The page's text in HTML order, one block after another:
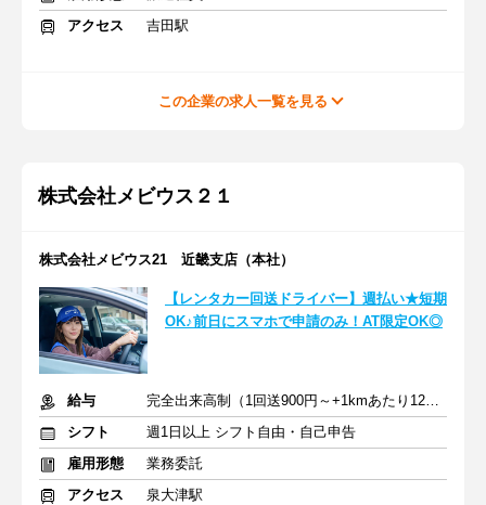
アクセス
吉田駅
この企業の求人一覧を見る
株式会社メビウス２１
株式会社メビウス21 近畿支店（本社）
【レンタカー回送ドライバー】週払い★短期
OK♪前日にスマホで申請のみ！AT限定OK◎
給与
完全出来高制（1回送900円～+1kmあたり12円～）＋交通費
シフト
週1日以上 シフト自由・自己申告
雇用形態
業務委託
アクセス
泉大津駅